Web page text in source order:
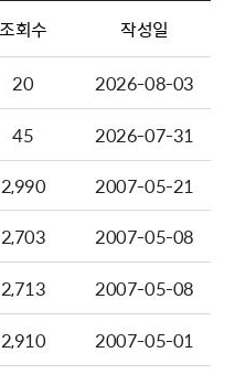
조회수 작성일
20
2026-08-03
45
2026-07-31
2,990
2007-05-21
2,703
2007-05-08
2,713
2007-05-08
2,910
2007-05-01